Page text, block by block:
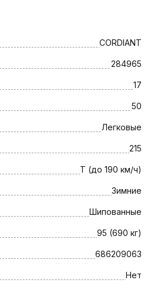
CORDIANT
284965
17
50
Легковые
215
T (до 190 км/ч)
Зимние
Шипованные
95 (690 кг)
686209063
Нет